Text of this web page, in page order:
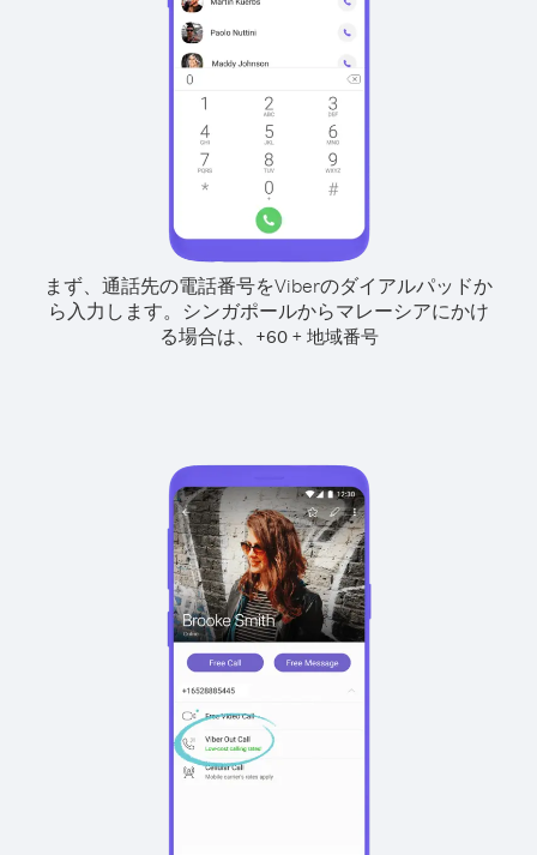
まず、通話先の電話番号をViberのダイアルパッドか
ら入力します。 シンガポールからマレーシアにかけ
る場合は、
+60+ 地域番号